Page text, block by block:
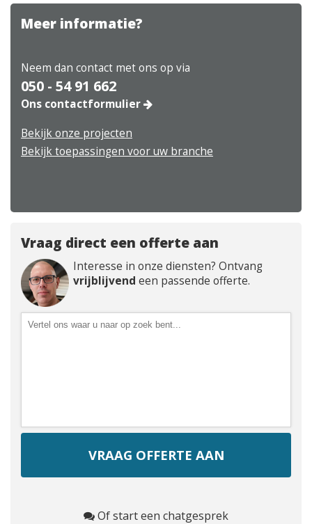
Meer informatie?
Neem dan contact met ons op via
050 - 54 91 662
Ons contactformulier
Bekijk onze projecten
Bekijk toepassingen voor uw branche
Vraag direct een offerte aan
Interesse in onze diensten? Ontvang
vrijblijvend een passende offerte.
Of start een chatgesprek